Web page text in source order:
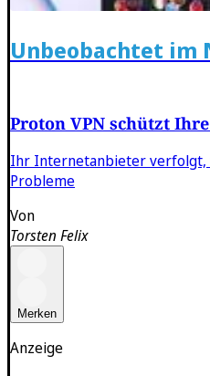
Anzeige
Unbeobachtet im
Proton VPN schützt
Ihr Internetanbieter verfolgt,
Probleme
Von
Torsten Felix
Merken